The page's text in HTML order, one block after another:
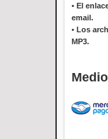
• El
email.
• Los
MP3.